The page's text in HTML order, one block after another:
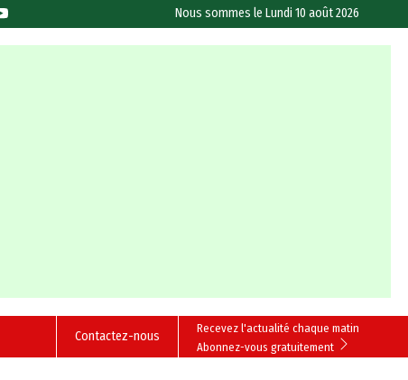
Nous sommes leLundi 10 août 2026
Recevez l'actualité chaque matin
Abonnez-vous gratuitement
Contactez-nous